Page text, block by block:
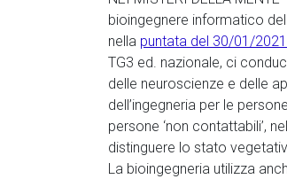
bioingegnere informatico
nella puntata del 30/01/2021
TG3 ed. nazionale, ci
delle neuroscienze e delle
dell’ingegneria per le
persone ‘non contattabili’,
distinguere lo stato
La bioingegneria utilizza